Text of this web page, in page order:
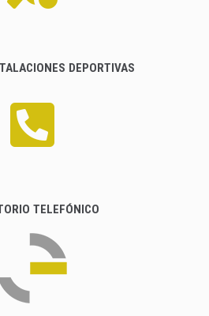
DEPORTIVAS
TELEFÓNICO